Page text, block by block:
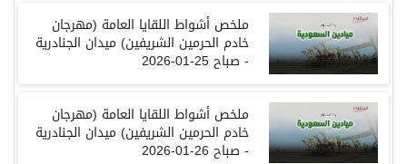
ملخص أشواط اللقايا العامة (مهرجان
خادم الحرمين الشريفين) ميدان الجنادرية
- صباح25-01-2026
ملخص أشواط اللقايا العامة (مهرجان
خادم الحرمين الشريفين) ميدان الجنادرية
- صباح26-01-2026